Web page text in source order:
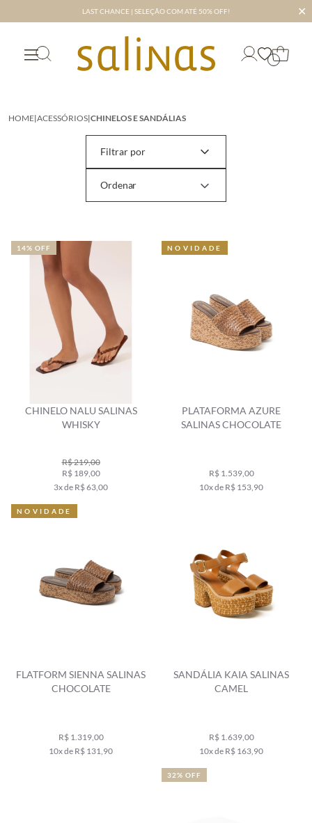
LAST CHANCE | SELEÇÃO COM ATÉ 50% OFF! ✕
HOME|ACESSÓRIOS|CHINELOS E SANDÁLIAS
Filtrar por
CHINELO NALU SALINAS
WHISKY
R$ 219,00
R$ 189,00
3x de R$ 63,00
14% OFF
PLATAFORMA AZURE
SALINAS CHOCOLATE
R$ 1.539,00
10x de R$ 153,90
NOVIDADE
FLATFORM SIENNA SALINAS
CHOCOLATE
R$ 1.319,00
10x de R$ 131,90
NOVIDADE
SANDÁLIA KAIA SALINAS
CAMEL
R$ 1.639,00
10x de R$ 163,90
32% OFF